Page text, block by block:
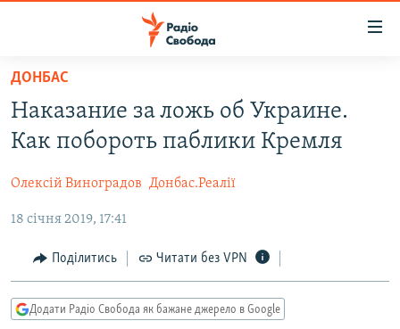
Перейти
основного
матеріалу
до
навігації
Перейти
пошуку
ВСЕ ЗА ДОБУ
ПОЛІТИКА
ЕКОНОМІКА
СУСПІЛЬСТВО
СПОРТ
ВІЙНА
РОСІЙСЬКА «ФІЛЬТРАЦІЯ»
ДОНБАС.РЕАЛІЇ
КРИМ.РЕАЛІЇ
ТИ ЯК?
ДОНБАС
Наказание за ложь об Украине.
Как побороть паблики Кремля
Олексій Виноградов Донбас.Реалії
18 січня 2019, 17:41
Поділитись Читати без VPN
Додати Радіо Свобода як бажане джерело в Google